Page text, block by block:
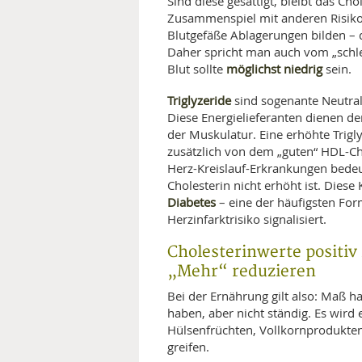
Zusammenspiel mit anderen
Blutgefäße Ablagerungen bilden
Daher spricht man auch vom
Blut sollte möglichst niedrigsein.
Triglyzeridesind sogenante
Diese Energielieferanten dienen
der Muskulatur. Eine erhöhte
zusätzlich von dem „guten“ HDL-
Herz-Kreislauf-Erkrankungen
Cholesterin nicht erhöht ist.
Diabetes – eine der häufigsten
Herzinfarkt­risiko signalisiert.
Cholesterinwerte
„Mehr“ reduzieren
Bei der Ernährung gilt also: Maß
haben, aber nicht ständig. Es
Hülsenfrüchten,
greifen.